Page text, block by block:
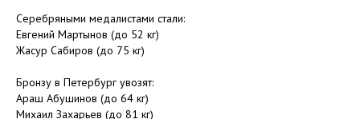
Серебряными медалистами стали:
Евгений Мартынов (до 52 кг)
Жасур Сабиров (до 75 кг)
Бронзу в Петербург увозят:
Араш Абушинов (до 64 кг)
Михаил Захарьев (до 81 кг)